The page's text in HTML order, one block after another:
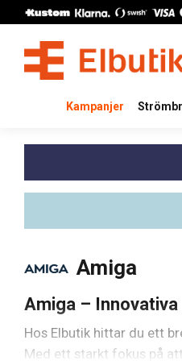
Kampanjer
Amiga
Amiga –
Hos Elbutik hittar du ett
Med ett starkt fokus på